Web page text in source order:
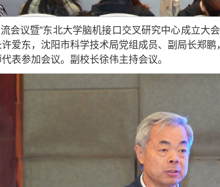
会议暨“东北大学脑机接口交叉研究中心成立大
爱东，沈阳市科学技术局党组成员、副局长郑
表参加会议。副校长徐伟主持会议。